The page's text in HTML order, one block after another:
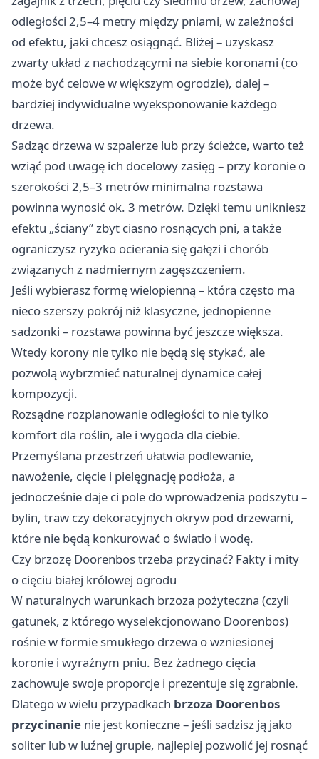
odległości 2,5–4 metry między pniami, w zależności
od efektu, jaki chcesz osiągnąć. Bliżej – uzyskasz
zwarty układ z nachodzącymi na siebie koronami (co
może być celowe w większym ogrodzie), dalej –
bardziej indywidualne wyeksponowanie każdego
drzewa.
Sadząc drzewa w szpalerze lub przy ścieżce, warto też
wziąć pod uwagę ich docelowy zasięg – przy koronie o
szerokości 2,5–3 metrów minimalna rozstawa
powinna wynosić ok. 3 metrów. Dzięki temu unikniesz
efektu „ściany” zbyt ciasno rosnących pni, a także
ograniczysz ryzyko ocierania się gałęzi i chorób
związanych z nadmiernym zagęszczeniem.
Jeśli wybierasz formę wielopienną – która często ma
nieco szerszy pokrój niż klasyczne, jednopienne
sadzonki – rozstawa powinna być jeszcze większa.
Wtedy korony nie tylko nie będą się stykać, ale
pozwolą wybrzmieć naturalnej dynamice całej
kompozycji.
Rozsądne rozplanowanie odległości to nie tylko
komfort dla roślin, ale i wygoda dla ciebie.
Przemyślana przestrzeń ułatwia podlewanie,
nawożenie, cięcie i pielęgnację podłoża, a
jednocześnie daje ci pole do wprowadzenia podszytu –
bylin, traw czy dekoracyjnych okryw pod drzewami,
które nie będą konkurować o światło i wodę.
Czy brzozę Doorenbos trzeba przycinać? Fakty i mity
o cięciu białej królowej ogrodu
W naturalnych warunkach brzoza pożyteczna (czyli
gatunek, z którego wyselekcjonowano Doorenbos)
rośnie w formie smukłego drzewa o wzniesionej
koronie i wyraźnym pniu. Bez żadnego cięcia
zachowuje swoje proporcje i prezentuje się zgrabnie.
Dlatego w wielu przypadkach brzoza Doorenbos
przycinanie nie jest konieczne – jeśli sadzisz ją jako
soliter lub w luźnej grupie, najlepiej pozwolić jej rosnąć